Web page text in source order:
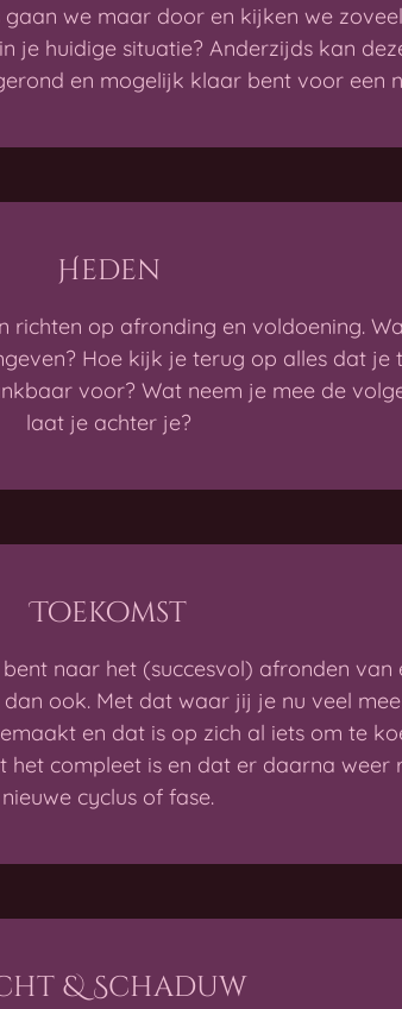
we maar door en kijken we
je huidige situatie? Anderzijds kan
en mogelijk klaar bent voor een
Heden
richten op afronding en voldoening.
Hoe kijk je terug op alles dat je
voor? Wat neem je mee de
laat je achter je?
Toekomst
naar het (succesvol) afronden van
ook. Met dat waar jij je nu veel
en dat is op zich al iets om te
het compleet is en dat er daarna weer
nieuwe cyclus of fase.
& Schaduw